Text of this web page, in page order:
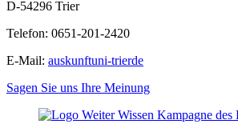
D-54296 Trier
Telefon: 0651-201-2420
E-Mail: auskunftuni-trierde
Sagen Sie uns Ihre Meinung